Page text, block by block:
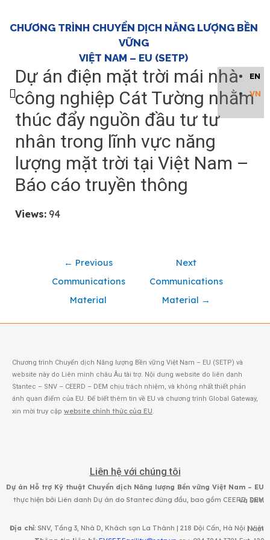
CHƯƠNG TRÌNH CHUYỂN DỊCH NĂNG LƯỢNG BỀN
VỮNG
VIỆT NAM – EU (SETP)
EN
VN
Dự án điện mặt trời mái nhà
công nghiệp Cát Tường nhằm
thúc đẩy nguồn đầu tư tư
nhân trong lĩnh vực năng
lượng mặt trời tại Việt Nam –
Báo cáo truyền thông
Views:94
← Previous
Communications
Material
Next
Communications
Material →
Chương trình Chuyển dịch Năng lượng Bền vững Việt Nam – EU (SETP) và
website này do Liên minh châu Âu tài trợ. Nội dung website do liên danh
Stantec – SNV – CEERD – DEM chịu trách nhiệm, và không nhất thiết phản
ánh quan điểm của EU. Để biết thêm tin về EU và chương trình Global Gateway,
xin mời truy cập website chính thức của EU.
Liên hệ với chúng tôi
Dự án Hỗ trợ Kỹ thuật Chuyển dịch Năng lượng Bền vững Việt Nam – EU
thực hiện bởi Liên danh Dự án do Stantec đứng đầu, bao gồm CEERD, DEM và SNV.
Địa chỉ
: SNV, Tầng 3, Nhà D, Khách sạn La Thành | 218 Đội Cấn, Hà Nội | Việt Nam